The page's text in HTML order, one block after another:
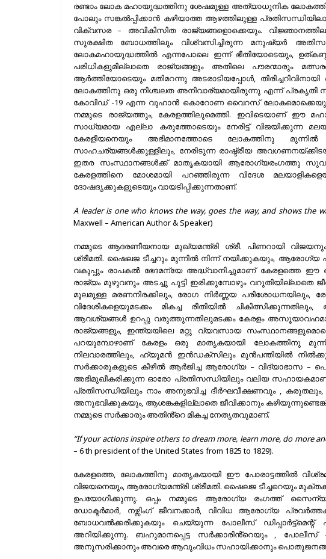
രണ്ടാം ലോക മഹായുദ്ധത്തിനു ശേഷമുള്ള അത്യാധുനിക
പോലും സങ്കൽപ്പിക്കാൻ കഴിയാത്ത ആഴത്തിലുള്ള
വിക്വസര – അവികിസിത രാജ്യങ്ങളൊക്കെയും.
സുരക്ഷിത ബോധത്തിലും വിശ്വസിച്ചിരുന്ന മനുഷ്യർ
ലോകമഹായുദ്ധത്തിൽ എന്നപോലെ ഇന്ന് ഭീതിയോടെയും,
പരിധികളുമില്ലാതെ രാജ്യങ്ങളും അതിലെ പൗരന്മാരും
ആർത്തിയോടെയും മതിമറന്നു അടരാടിയപ്പോൾ,
ലോകത്തിനു ഒരു നിശ്ചലത അനിവാര്യമായിരുന്നു എന്ന് പ്രകൃതി
കോവിഡ് -19 എന്ന വുഹാൻ കൊറോണ വൈറസ് ലോകമൊക്കെയും
നമ്മുടെ രാജ്യത്തും, കേരളത്തിലുമെത്തി. ഇവിടെയാണ് ഈ
സാധ്യമായ എല്ലാ കരുത്തോടെയും നേരിട്ട് വിജയിക്കുന്ന
കേരളീയനെയും അഭിമാനത്തോടെ ലോകത്തിനു
സാഹചര്യങ്ങൾക്കുള്ളിലും, നേരിടുന്ന രാഷ്ട്രീയ
ഇതര സംസ്ഥാനങ്ങൾക്ക് മാതൃകയായി ആരോഗ്യരംഗത്തു
കേരളത്തിനെ മോശമായി പറഞ്ഞിരുന്ന വിദേശ
ദോഷദൃക്കുകളുടെയും വായടിപ്പിക്കുന്നതാണ്.
A leader is one who knows the way, goes the way, and shows the
Maxwell – American Author & Speaker)
നമ്മുടെ ആദരണീയനായ മുഖ്യമന്ത്രി ശ്രീ. പിണറായി
ശ്രീമതി. ഷൈലജ ടീച്ചറും മുന്നിൽ നിന്ന് നയിക്കുകയും,
വകുപ്പും രാപകൽ ഭേദമന്യേ അദ്ധ്വാനിച്ചുമാണ് കേരളത്തെ ഈ
രാജ്യം മുഴുവനും അടച്ചു പൂട്ടി ഇരിക്കുമ്പോഴും വറുതിയില്ലാതെ
മൂലമുള്ള മരണനിരക്കിലും, രോഗ നിർണ്ണയ പരിശോധനയിലും,
വിദേശികളെയുമടക്കം മികച്ച രീതിയിൽ
ആവശ്യങ്ങൾ ഉറപ്പു വരുത്തുന്നതിലുമടക്കം കേരളം
രാജ്യങ്ങളും, ഇന്ത്യയിലെ മറ്റു വ്യവസായ
പറയുമ്പോഴാണ് കേരളം ഒരു മാതൃകയായി ലോകത്തിനു
നിലവാരത്തിലും, ഹ്യൂമൻ ഇൻഡക്സിലും മുൻപന്തിയിൽ
സർക്കാരുകളുടെ കീഴിൽ ആർജിച്ച ആരോഗ്യ – വിദ്യാഭാസ
അഭിമുഖീകരിക്കുന്ന ഓരോ പ്രതിസന്ധിയിലും വലിയ
പ്രതിസന്ധിയിലും നാം അനുഭവിച്ച ദീർഘവീക്ഷണവും , കരുതലും,
അനുഭവിക്കുകയും, ആശങ്കകളില്ലാതെ ജീവിക്കാനും
നമ്മുടെ സർക്കാരും അതിൻ്റെ മികച്ച നേതൃതവുമാണ്.
“If your actions inspire others to dream more, learn more, do more
– 6 th president of the United States from 1825 to 1829).
കേരളത്തെ, ലോകത്തിനു മാതൃകയായി ഈ പോരാട്ടത്തിൽ
വിജയനെയും, ആരോഗ്യമന്ത്രി ശ്രീമതി. ഷൈലജ ടീച്ചറെയും
ഉപയോഗിക്കുന്നു. ഒപ്പം നമ്മുടെ ആരോഗ്യ രംഗത്ത്
ഡോക്ടർമാർ, നഴ്സിംഗ് ജീവനക്കാർ, വിവിധ ആരോഗ്യ
ബോധവൽക്കരിക്കുകയും ചെയ്യുന്ന പോലീസ്
അറിയിക്കുന്നു. ബഹുമാനപ്പെട്ട സർക്കാരിൻ്റെയും ,
അനുസരിക്കാനും അവരെ ആവുംവിധം സഹായിക്കാനും